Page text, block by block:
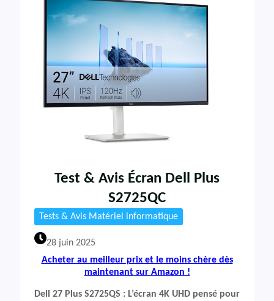
Test & Avis Écran Dell Plus
S2725QC
Tests & Avis Matériel informatique
28 juin 2025
Acheter au meilleur prix et le moins chère dès
maintenant sur Amazon !
Dell 27 Plus S2725QS : L’écran 4K UHD pensé pour